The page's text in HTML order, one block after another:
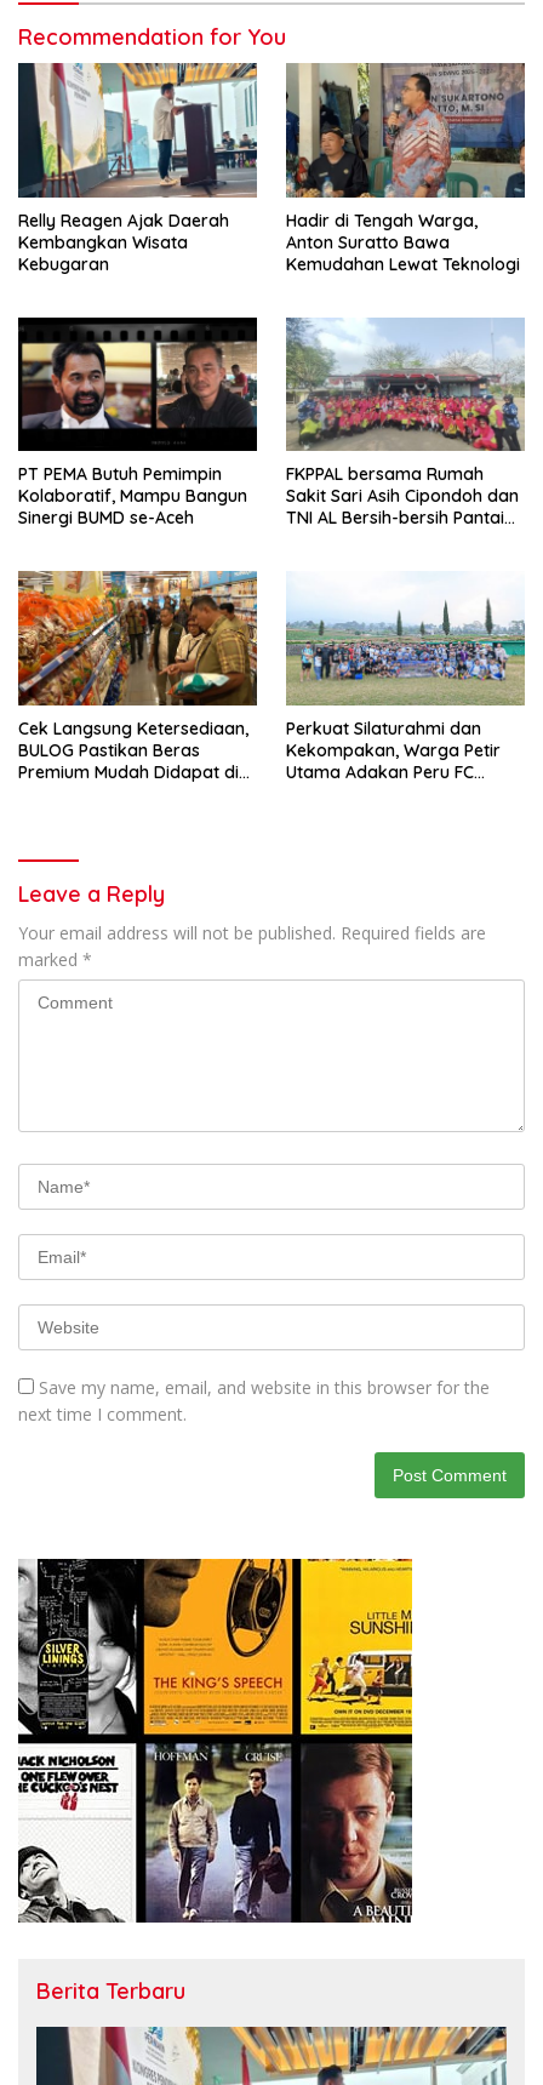
Recommendation for You
Relly Reagen Ajak Daerah
Kembangkan Wisata
Kebugaran
Hadir di Tengah Warga,
Anton Suratto Bawa
Kemudahan Lewat Teknologi
PT PEMA Butuh Pemimpin
Kolaboratif, Mampu Bangun
Sinergi BUMD se-Aceh
FKPPAL bersama Rumah
Sakit Sari Asih Cipondoh dan
TNI AL Bersih-bersih Pantai
Cek Langsung Ketersediaan,
BULOG Pastikan Beras
Premium Mudah Didapat di
Perkuat Silaturahmi dan
Kekompakan, Warga Petir
Utama Adakan Peru FC
Leave a Reply
Your email address will not be published. Required fields are
marked *
Save my name, email, and website in this browser for the
next time I comment.
Berita Terbaru